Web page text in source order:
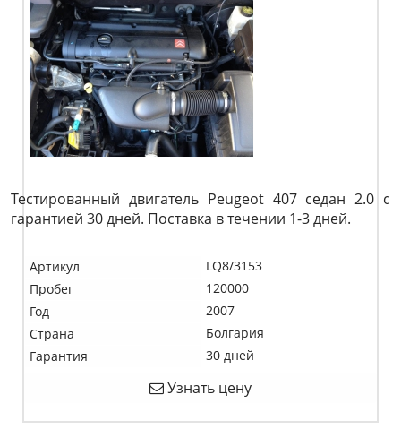
Тестированный двигатель Peugeot 407 седан 2.0 c
гарантией 30 дней. Поставка в течении 1-3 дней.
Артикул
LQ8/3153
Пробег
120000
Год
2007
Страна
Болгария
Гарантия
30 дней
Узнать цену